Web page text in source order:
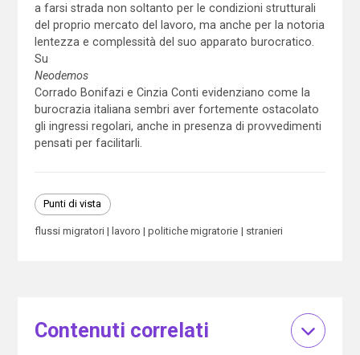
a farsi strada non soltanto per le condizioni strutturali
del proprio mercato del lavoro, ma anche per la notoria
lentezza e complessità del suo apparato burocratico.
Su
Neodemos
Corrado Bonifazi e Cinzia Conti evidenziano come la
burocrazia italiana sembri aver fortemente ostacolato
gli ingressi regolari, anche in presenza di provvedimenti
pensati per facilitarli.
Punti di vista
flussi migratori lavoro politiche migratorie stranieri
Contenuti correlati